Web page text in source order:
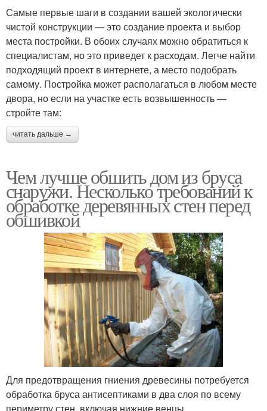
Самые первые шаги в создании вашей экологически
чистой конструкции — это создание проекта и выбор
места постройки. В обоих случаях можно обратиться к
специалистам, но это приведет к расходам. Легче найти
подходящий проект в интернете, а место подобрать
самому. Постройка может располагаться в любом месте
двора, но если на участке есть возвышенность —
стройте там:
читать дальше →
Чем лучше обшить дом из бруса
снаружи. Несколько требований к
обработке деревянных стен перед
обшивкой
Для предотвращения гниения древесины потребуется
обработка бруса антисептиками в два слоя по всему